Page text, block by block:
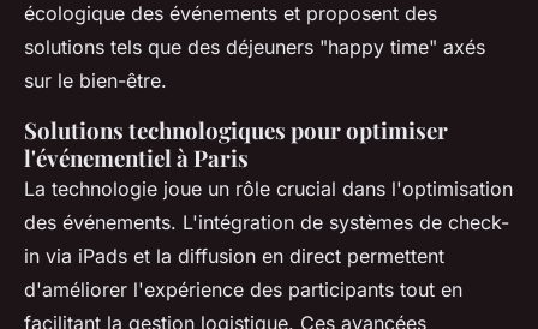
écologique des événements et proposent des
solutions tels que des déjeuners "happy time" axés
sur le bien-être.
Solutions technologiques pour optimiser
l'événementiel à Paris
La technologie joue un rôle crucial dans l'optimisation
des événements. L'intégration de systèmes de check-
in via iPads et la diffusion en direct permettent
d'améliorer l'expérience des participants tout en
facilitant la gestion logistique. Ces avancées